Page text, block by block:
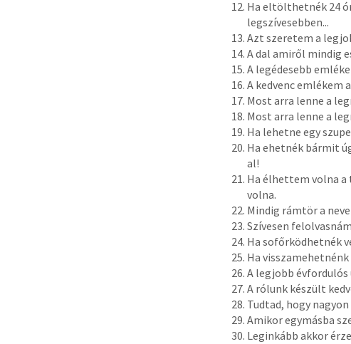
Ha eltölthetnék 24
legszívesebben...
Azt szeretem a
A dal amiről mindig
A legédesebb
A kedvenc emlékem
Most arra lenne a
Most arra lenne a
Ha lehetne egy
Ha ehetnék bármit
al!
Ha élhettem volna a
volna.
Mindig rámtör a
Szívesen
Ha sofőrködhetnék
Ha visszamehetnénk
A legjobb évfordulós
A rólunk készült
Tudtad, hogy
Amikor egymásba
Leginkább akkor